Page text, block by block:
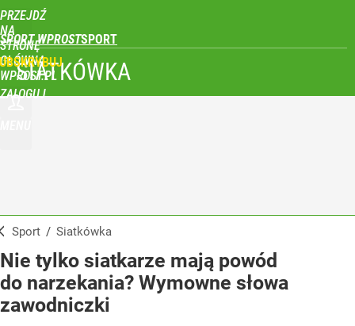
PRZEJDŹ
NA
STRONĘ
GŁÓWNĄ
WPROST.PL
SPORT WPROST
ZALOGUJ
SIATKÓWKA
Sport / Siatkówka
Nie tylko siatkarze mają powód
do narzekania? Wymowne słowa
zawodniczki